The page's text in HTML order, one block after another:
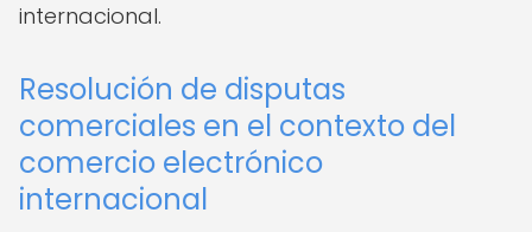
internacional.
Resolución de disputas
comerciales en el contexto del
comercio electrónico
internacional